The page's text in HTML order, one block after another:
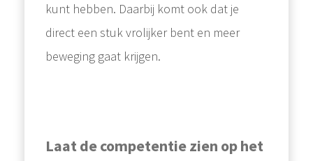
kunt hebben. Daarbij komt ook dat je
direct een stuk vrolijker bent en meer
beweging gaat krijgen.
Laat de competentie zien op het